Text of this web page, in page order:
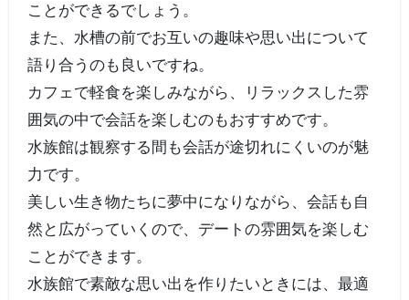
ことができるでしょう。
また、水槽の前でお互いの趣味や思い出について
語り合うのも良いですね。
カフェで軽食を楽しみながら、リラックスした雰
囲気の中で会話を楽しむのもおすすめです。
水族館は観察する間も会話が途切れにくいのが魅
力です。
美しい生き物たちに夢中になりながら、会話も自
然と広がっていくので、デートの雰囲気を楽しむ
ことができます。
水族館で素敵な思い出を作りたいときには、最適